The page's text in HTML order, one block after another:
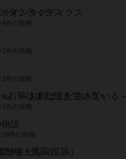
インタクティクス
4件の投稿
1件の投稿
1件の投稿
～お前はまだ生きている～
1件の投稿
語
18件の投稿
険者たち（拡張）